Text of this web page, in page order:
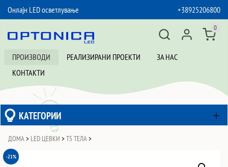
Онлајн LED осветлување
+38925206800
ПРОИЗВОДИ РЕАЛИЗИРАНИ ПРОЕКТИ
ЗА НАС
КОНТАКТИ
0
КАТЕГОРИИ
ДОМА > LED ЦЕВКИ >T5 ТЕЛА >
-21%